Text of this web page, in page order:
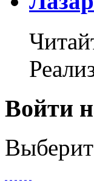
Войти